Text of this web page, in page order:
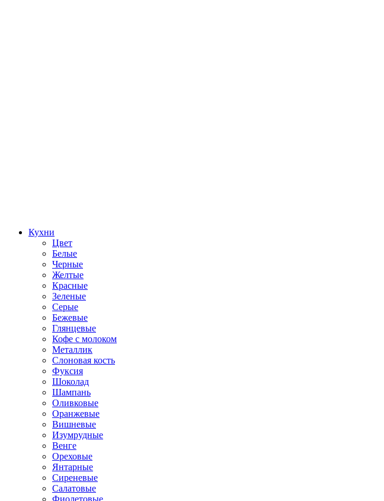
Кухни
Цвет
Белые
Черные
Желтые
Красные
Зеленые
Серые
Бежевые
Глянцевые
Кофе с молоком
Металлик
Слоновая кость
Фуксия
Шоколад
Шампань
Оливковые
Оранжевые
Вишневые
Изумрудные
Венге
Ореховые
Янтарные
Сиреневые
Салатовые
Фиолетовые